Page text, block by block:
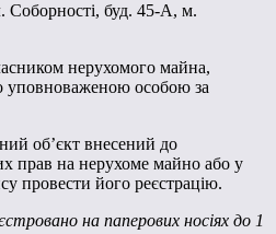
Соборності, буд. 45-А, м.
нерухомого майна,
уповноваженою особою за
об’єкт внесений до
прав на нерухоме майно або у
провести його реєстрацію.
на паперових носіях до 1